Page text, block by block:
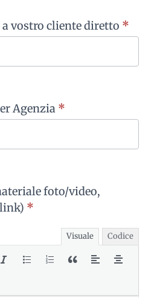
vostro cliente diretto *
Agenzia *
foto/video,
*
Visuale Codice